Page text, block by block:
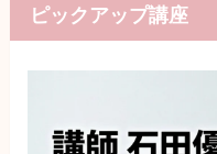
ピックアップ講座